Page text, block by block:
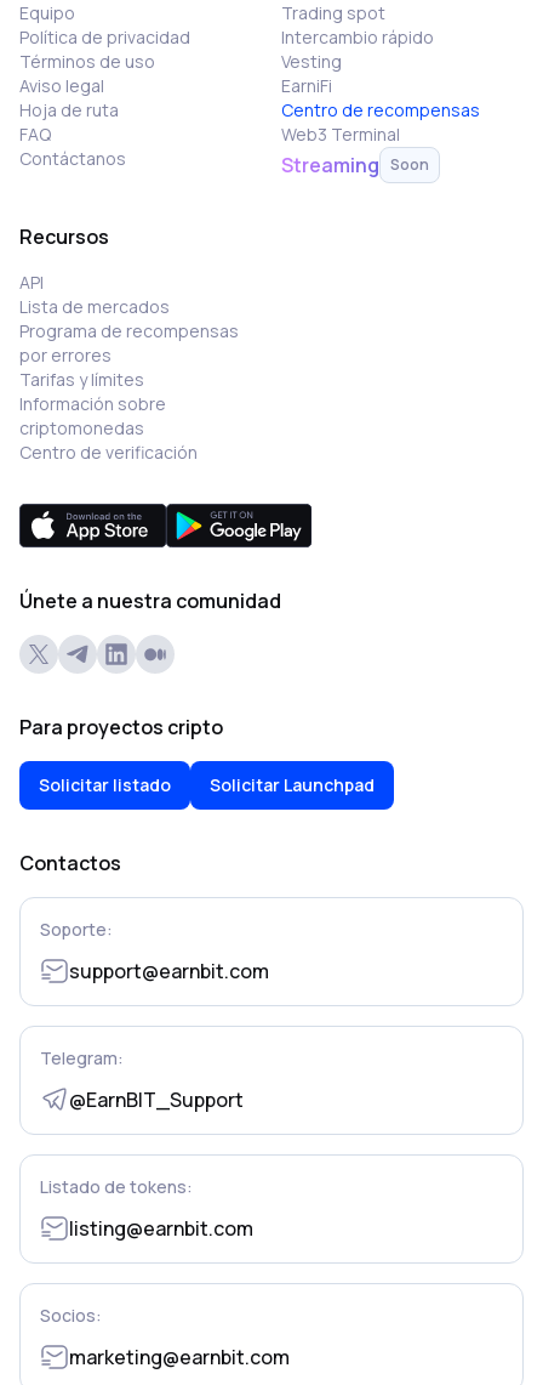
Equipo
Política de privacidad
Términos de uso
Aviso legal
Hoja de ruta
FAQ
Contáctanos
Trading spot
Intercambio rápido
Vesting
EarniFi
Centro de recompensas
Web3 Terminal
Streaming Soon
Recursos
API
Lista de mercados
Programa de recompensas
por errores
Tarifas y límites
Información sobre
criptomonedas
Centro de verificación
Únete a nuestra comunidad
Para proyectos cripto
Solicitar listado Solicitar Launchpad
Contactos
Soporte:
support@earnbit.com
Telegram:
@EarnBIT_Support
Listado de tokens:
listing@earnbit.com
Socios:
marketing@earnbit.com